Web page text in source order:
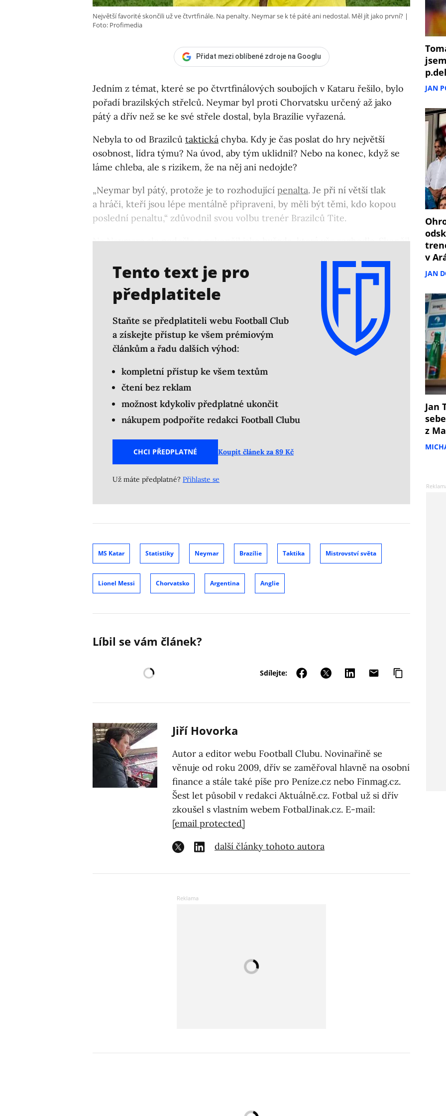
Největší favorité skončili už ve čtvrtfinále. Na penalty. Neymar se k té páté ani nedostal. Měl jít jako první?
Foto: Profimedia
Přidat mezi oblíbené zdroje na Googlu
Jedním z témat, které se po čtvrtfinálových soubojích v Kataru řešilo, bylo
pořadí brazilských střelců. Neymar byl proti Chorvatsku určený až jako
pátý a dřív než se ke své střele dostal, byla Brazílie vyřazená.
Nebyla to od Brazilců taktická chyba. Kdy je čas poslat do hry největší
osobnost, lídra týmu? Na úvod, aby tým uklidnil? Nebo na konec, když se
láme chleba, ale s rizikem, že na něj ani nedojde?
„Neymar byl pátý, protože je to rozhodující penalta. Je při ní větší tlak
a hráči, kteří jsou lépe mentálně připraveni, by měli být těmi, kdo kopou
poslední penaltu,“ zdůvodnil svou volbu trenér Brazilců Tite.
Na Neymara ale nedošlo a nekončil jako hvězda, která vše rozhodla. Skončil
Tento text je pro
předplatitele
Staňte se předplatiteli webu Football Club
a získejte přístup ke všem prémiovým
článkům a řadu dalších výhod:
kompletní přístup ke všem textům
čtení bez reklam
možnost kdykoliv předplatné ukončit
nákupem podpoříte redakci Football Clubu
CHCI PŘEDPLATNÉ Koupit článek za 89 Kč
Už máte předplatné? Přihlaste se
MS Katar Statistiky Neymar Brazílie Taktika Mistrovství světa
Lionel Messi Chorvatsko Argentina Anglie
Líbil se vám článek?
Sdílejte:
Jiří Hovorka
Autor a editor webu Football Clubu. Novinařině se
věnuje od roku 2009, dřív se zaměřoval hlavně na osobní
finance a stále také píše pro Peníze.cz nebo Finmag.cz.
Šest let působil v redakci Aktuálně.cz. Fotbal už si dřív
zkoušel s vlastním webem FotbalJinak.cz. E-mail:
[email protected]
další články tohoto autora
p.del
JAN
v
JAN
Jan
z